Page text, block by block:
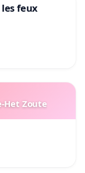
feux
Het Zoute